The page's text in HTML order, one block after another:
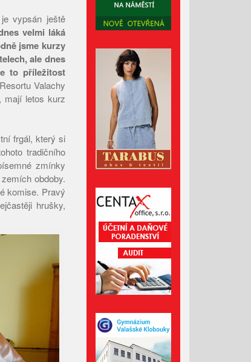
Leden 2026
Prosinec 2025
Listopad 2025
Říjen 2025
Září 2025
Srpen 2025
Červenec 2025
Červen 2025
Květen 2025
Duben 2025
Březen 2025
Únor 2025
Leden 2025
Prosinec 2024
Listopad 2024
Říjen 2024
Září 2024
Srpen 2024
Červenec 2024
Červen 2024
vypsán ještě
velmi láká
jsme kurzy
ale dnes
to příležitost
Valachy
mají letos kurz
frgál, který si
tradičního
zmínky
obdoby.
komise. Pravý
hrušky,